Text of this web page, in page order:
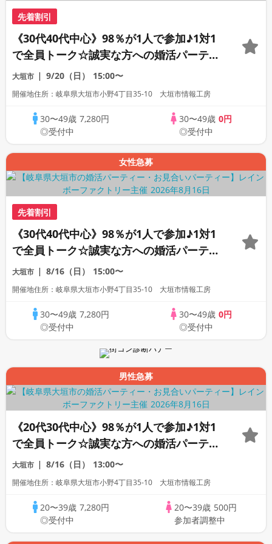
先着割引
《30代40代中心》98％が1人で参加♪1対1
で全員トーク☆誠実な方への婚活パーティ
ー
大垣市 9/20（日） 15:00〜
開催地住所：岐阜県大垣市小野4丁目35-10 大垣市情報工房
30〜49歳 7,280円
◎受付中
30〜49歳 0円
◎受付中
女性急募
先着割引
《30代40代中心》98％が1人で参加♪1対1
で全員トーク☆誠実な方への婚活パーティ
ー
大垣市 8/16（日） 15:00〜
開催地住所：岐阜県大垣市小野4丁目35-10 大垣市情報工房
30〜49歳 7,280円
◎受付中
30〜49歳 0円
◎受付中
男性急募
《20代30代中心》98％が1人で参加♪1対1
で全員トーク☆誠実な方への婚活パーティ
ー
大垣市 8/16（日） 13:00〜
開催地住所：岐阜県大垣市小野4丁目35-10 大垣市情報工房
20〜39歳 7,280円
◎受付中
20〜39歳 500円
参加者調整中